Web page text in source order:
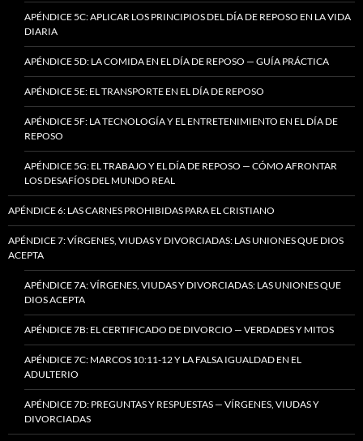
APÉNDICE 5C: APLICAR LOS PRINCIPIOS DEL DÍA DE REPOSO EN LA VIDA
DIARIA
APÉNDICE 5D: LA COMIDA EN EL DÍA DE REPOSO — GUÍA PRÁCTICA
APÉNDICE 5E: EL TRANSPORTE EN EL DÍA DE REPOSO
APÉNDICE 5F: LA TECNOLOGÍA Y EL ENTRETENIMIENTO EN EL DÍA DE
REPOSO
APÉNDICE 5G: EL TRABAJO Y EL DÍA DE REPOSO — CÓMO AFRONTAR
LOS DESAFÍOS DEL MUNDO REAL
APÉNDICE 6: LAS CARNES PROHIBIDAS PARA EL CRISTIANO
APÉNDICE 7: VÍRGENES, VIUDAS Y DIVORCIADAS: LAS UNIONES QUE DIOS
ACEPTA
APÉNDICE 7A: VÍRGENES, VIUDAS Y DIVORCIADAS: LAS UNIONES QUE
DIOS ACEPTA
APÉNDICE 7B: EL CERTIFICADO DE DIVORCIO — VERDADES Y MITOS
APÉNDICE 7C: MARCOS 10:11-12 Y LA FALSA IGUALDAD EN EL
ADULTERIO
APÉNDICE 7D: PREGUNTAS Y RESPUESTAS — VÍRGENES, VIUDAS Y
DIVORCIADAS